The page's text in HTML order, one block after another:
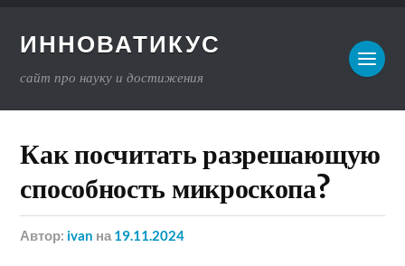
ИННОВАТИКУС
сайт про науку и достижения
Как посчитать разрешающую
способность микроскопа?
Автор: ivan на 19.11.2024